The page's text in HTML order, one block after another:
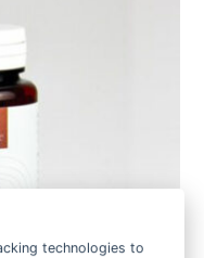
technologies to